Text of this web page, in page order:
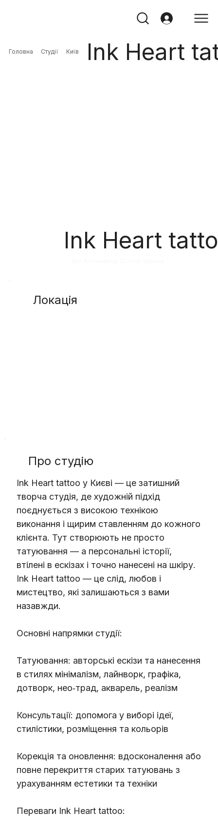
Головна Студії Київ Ink Heart
Ink Heart
Локація
Про студію
Ink Heart tattoo у Києві — це затишний
творча студія, де художній підхід
поєднується з високою технікою
виконання і щирим ставленням до кожного
клієнта. Тут створюють не просто
татуювання — а персональні історії,
втілені в ескізах і точно нанесені на шкіру.
Ink Heart tattoo — це слід, любов і
мистецтво, які залишаються з вами
назавжди.
Основні напрямки студії:
Татуювання: авторські ескізи та нанесення
в стилях мінімалізм, лайнворк, графіка,
дотворк, нео‑трад, акварель, реалізм
Консультації: допомога у виборі ідеї,
стилістики, розміщення та кольорів
Корекція та оновлення: вдосконалення або
повне перекриття старих татуювань з
урахуванням естетики та техніки
Переваги Ink Heart tattoo: